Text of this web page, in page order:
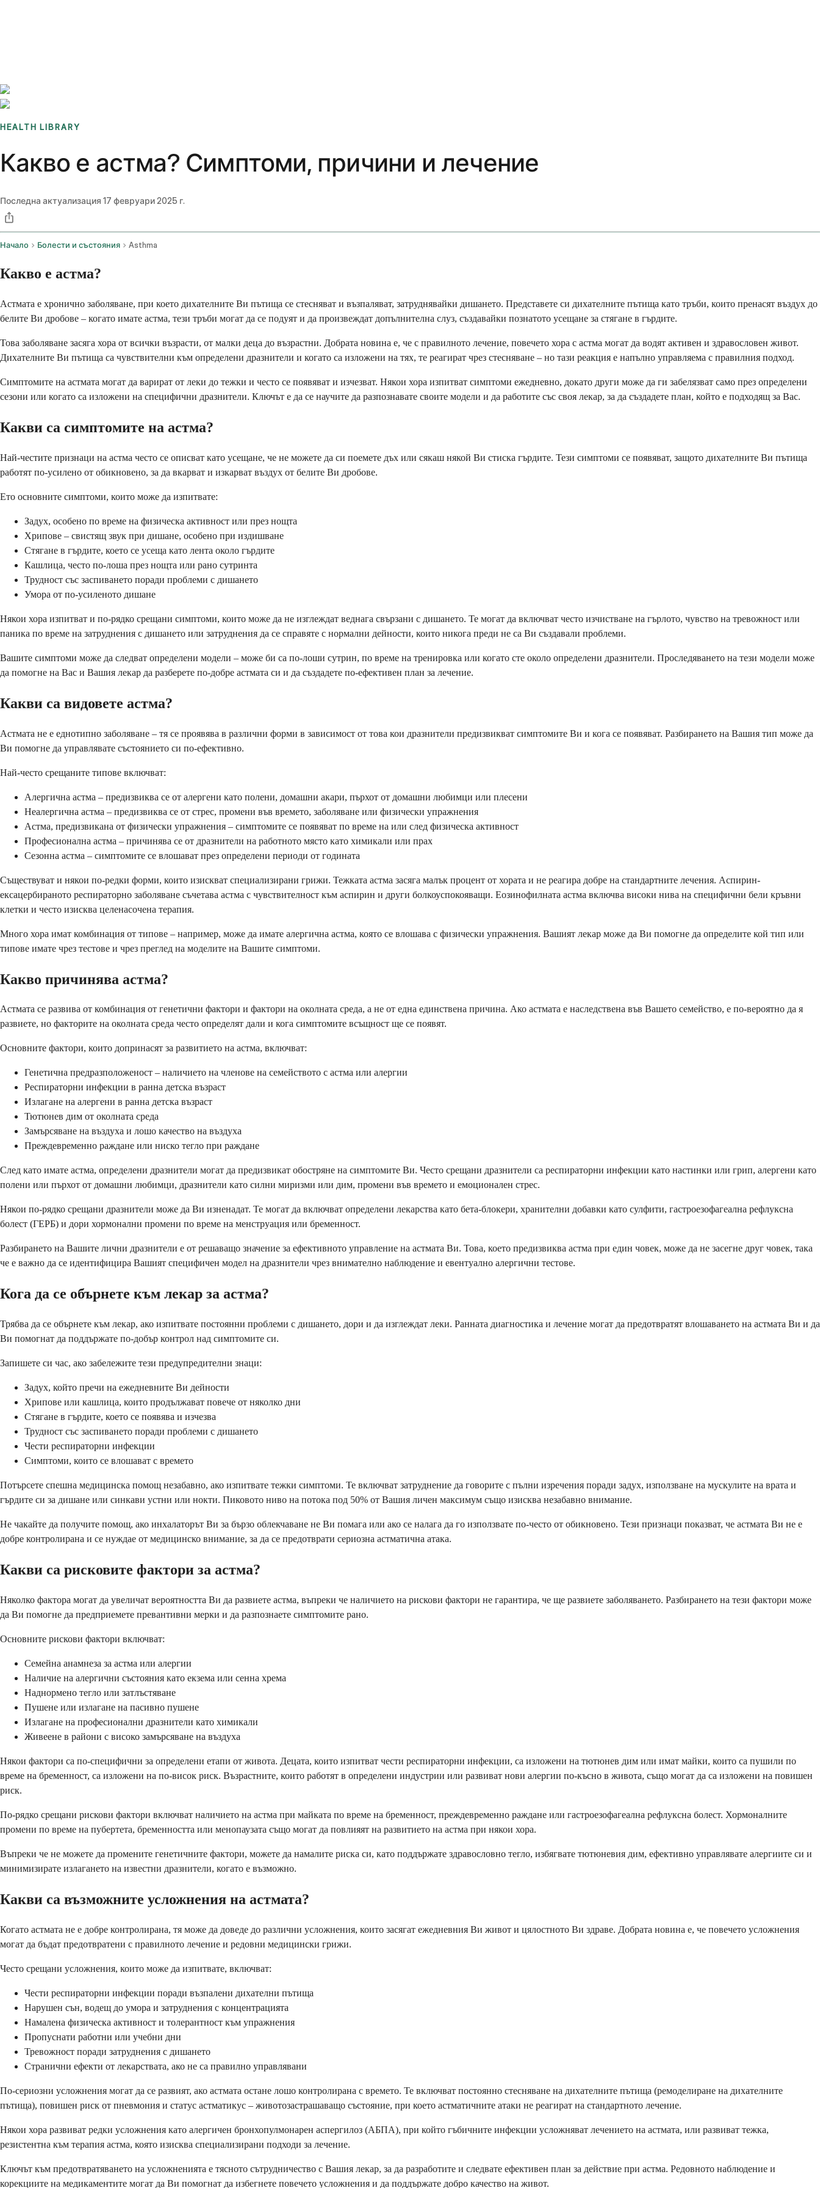
HEALTH LIBRARY
Какво е астма? Симптоми, причини и лечение
Последна актуализация 17 февруари 2025 г.
Начало Болести и състояния Asthma
Какво е астма?
Астмата е хронично заболяване, при което дихателните Ви пътища се стесняват и възпаляват, затруднявайки дишането. Представете си дихателните пътища като тръби, които пренасят въздух до
белите Ви дробове – когато имате астма, тези тръби могат да се подуят и да произвеждат допълнителна слуз, създавайки познатото усещане за стягане в гърдите.
Това заболяване засяга хора от всички възрасти, от малки деца до възрастни. Добрата новина е, че с правилното лечение, повечето хора с астма могат да водят активен и здравословен живот.
Дихателните Ви пътища са чувствителни към определени дразнители и когато са изложени на тях, те реагират чрез стесняване – но тази реакция е напълно управляема с правилния подход.
Симптомите на астмата могат да варират от леки до тежки и често се появяват и изчезват. Някои хора изпитват симптоми ежедневно, докато други може да ги забелязват само през определени
сезони или когато са изложени на специфични дразнители. Ключът е да се научите да разпознавате своите модели и да работите със своя лекар, за да създадете план, който е подходящ за Вас.
Какви са симптомите на астма?
Най-честите признаци на астма често се описват като усещане, че не можете да си поемете дъх или сякаш някой Ви стиска гърдите. Тези симптоми се появяват, защото дихателните Ви пътища
работят по-усилено от обикновено, за да вкарват и изкарват въздух от белите Ви дробове.
Ето основните симптоми, които може да изпитвате:
Задух, особено по време на физическа активност или през нощта
Хрипове – свистящ звук при дишане, особено при издишване
Стягане в гърдите, което се усеща като лента около гърдите
Кашлица, често по-лоша през нощта или рано сутринта
Трудност със заспиването поради проблеми с дишането
Умора от по-усиленото дишане
Някои хора изпитват и по-рядко срещани симптоми, които може да не изглеждат веднага свързани с дишането. Те могат да включват често изчистване на гърлото, чувство на тревожност или
паника по време на затруднения с дишането или затруднения да се справяте с нормални дейности, които никога преди не са Ви създавали проблеми.
Вашите симптоми може да следват определени модели – може би са по-лоши сутрин, по време на тренировка или когато сте около определени дразнители. Проследяването на тези модели може
да помогне на Вас и Вашия лекар да разберете по-добре астмата си и да създадете по-ефективен план за лечение.
Какви са видовете астма?
Астмата не е еднотипно заболяване – тя се проявява в различни форми в зависимост от това кои дразнители предизвикват симптомите Ви и кога се появяват. Разбирането на Вашия тип може да
Ви помогне да управлявате състоянието си по-ефективно.
Най-често срещаните типове включват:
Алергична астма – предизвиква се от алергени като полени, домашни акари, пърхот от домашни любимци или плесени
Неалергична астма – предизвиква се от стрес, промени във времето, заболяване или физически упражнения
Астма, предизвикана от физически упражнения – симптомите се появяват по време на или след физическа активност
Професионална астма – причинява се от дразнители на работното място като химикали или прах
Сезонна астма – симптомите се влошават през определени периоди от годината
Съществуват и някои по-редки форми, които изискват специализирани грижи. Тежката астма засяга малък процент от хората и не реагира добре на стандартните лечения. Аспирин-
ексацербираното респираторно заболяване съчетава астма с чувствителност към аспирин и други болкоуспокояващи. Еозинофилната астма включва високи нива на специфични бели кръвни
клетки и често изисква целенасочена терапия.
Много хора имат комбинация от типове – например, може да имате алергична астма, която се влошава с физически упражнения. Вашият лекар може да Ви помогне да определите кой тип или
типове имате чрез тестове и чрез преглед на моделите на Вашите симптоми.
Какво причинява астма?
Астмата се развива от комбинация от генетични фактори и фактори на околната среда, а не от една единствена причина. Ако астмата е наследствена във Вашето семейство, е по-вероятно да я
развиете, но факторите на околната среда често определят дали и кога симптомите всъщност ще се появят.
Основните фактори, които допринасят за развитието на астма, включват:
Генетична предразположеност – наличието на членове на семейството с астма или алергии
Респираторни инфекции в ранна детска възраст
Излагане на алергени в ранна детска възраст
Тютюнев дим от околната среда
Замърсяване на въздуха и лошо качество на въздуха
Преждевременно раждане или ниско тегло при раждане
След като имате астма, определени дразнители могат да предизвикат обостряне на симптомите Ви. Често срещани дразнители са респираторни инфекции като настинки или грип, алергени като
полени или пърхот от домашни любимци, дразнители като силни миризми или дим, промени във времето и емоционален стрес.
Някои по-рядко срещани дразнители може да Ви изненадат. Те могат да включват определени лекарства като бета-блокери, хранителни добавки като сулфити, гастроезофагеална рефлуксна
болест (ГЕРБ) и дори хормонални промени по време на менструация или бременност.
Разбирането на Вашите лични дразнители е от решаващо значение за ефективното управление на астмата Ви. Това, което предизвиква астма при един човек, може да не засегне друг човек, така
че е важно да се идентифицира Вашият специфичен модел на дразнители чрез внимателно наблюдение и евентуално алергични тестове.
Кога да се обърнете към лекар за астма?
Трябва да се обърнете към лекар, ако изпитвате постоянни проблеми с дишането, дори и да изглеждат леки. Ранната диагностика и лечение могат да предотвратят влошаването на астмата Ви и да
Ви помогнат да поддържате по-добър контрол над симптомите си.
Запишете си час, ако забележите тези предупредителни знаци:
Задух, който пречи на ежедневните Ви дейности
Хрипове или кашлица, които продължават повече от няколко дни
Стягане в гърдите, което се появява и изчезва
Трудност със заспиването поради проблеми с дишането
Чести респираторни инфекции
Симптоми, които се влошават с времето
Потърсете спешна медицинска помощ незабавно, ако изпитвате тежки симптоми. Те включват затруднение да говорите с пълни изречения поради задух, използване на мускулите на врата и
гърдите си за дишане или синкави устни или нокти. Пиковото ниво на потока под 50% от Вашия личен максимум също изисква незабавно внимание.
Не чакайте да получите помощ, ако инхалаторът Ви за бързо облекчаване не Ви помага или ако се налага да го използвате по-често от обикновено. Тези признаци показват, че астмата Ви не е
добре контролирана и се нуждае от медицинско внимание, за да се предотврати сериозна астматична атака.
Какви са рисковите фактори за астма?
Няколко фактора могат да увеличат вероятността Ви да развиете астма, въпреки че наличието на рискови фактори не гарантира, че ще развиете заболяването. Разбирането на тези фактори може
да Ви помогне да предприемете превантивни мерки и да разпознаете симптомите рано.
Основните рискови фактори включват:
Семейна анамнеза за астма или алергии
Наличие на алергични състояния като екзема или сенна хрема
Наднормено тегло или затлъстяване
Пушене или излагане на пасивно пушене
Излагане на професионални дразнители като химикали
Живеене в райони с високо замърсяване на въздуха
Някои фактори са по-специфични за определени етапи от живота. Децата, които изпитват чести респираторни инфекции, са изложени на тютюнев дим или имат майки, които са пушили по
време на бременност, са изложени на по-висок риск. Възрастните, които работят в определени индустрии или развиват нови алергии по-късно в живота, също могат да са изложени на повишен
риск.
По-рядко срещани рискови фактори включват наличието на астма при майката по време на бременност, преждевременно раждане или гастроезофагеална рефлуксна болест. Хормоналните
промени по време на пубертета, бременността или менопаузата също могат да повлияят на развитието на астма при някои хора.
Въпреки че не можете да промените генетичните фактори, можете да намалите риска си, като поддържате здравословно тегло, избягвате тютюневия дим, ефективно управлявате алергиите си и
минимизирате излагането на известни дразнители, когато е възможно.
Какви са възможните усложнения на астмата?
Когато астмата не е добре контролирана, тя може да доведе до различни усложнения, които засягат ежедневния Ви живот и цялостното Ви здраве. Добрата новина е, че повечето усложнения
могат да бъдат предотвратени с правилното лечение и редовни медицински грижи.
Често срещани усложнения, които може да изпитвате, включват:
Чести респираторни инфекции поради възпалени дихателни пътища
Нарушен сън, водещ до умора и затруднения с концентрацията
Намалена физическа активност и толерантност към упражнения
Пропуснати работни или учебни дни
Тревожност поради затруднения с дишането
Странични ефекти от лекарствата, ако не са правилно управлявани
По-сериозни усложнения могат да се развият, ако астмата остане лошо контролирана с времето. Те включват постоянно стесняване на дихателните пътища (ремоделиране на дихателните
пътища), повишен риск от пневмония и статус астматикус – животозастрашаващо състояние, при което астматичните атаки не реагират на стандартното лечение.
Някои хора развиват редки усложнения като алергичен бронхопулмонарен аспергилоз (АБПА), при който гъбичните инфекции усложняват лечението на астмата, или развиват тежка,
резистентна към терапия астма, която изисква специализирани подходи за лечение.
Ключът към предотвратяването на усложненията е тясното сътрудничество с Вашия лекар, за да разработите и следвате ефективен план за действие при астма. Редовното наблюдение и
корекциите на медикаментите могат да Ви помогнат да избегнете повечето усложнения и да поддържате добро качество на живот.